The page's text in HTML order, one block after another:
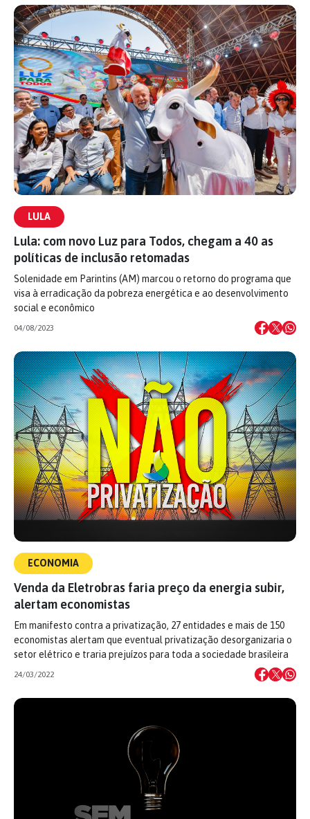
LULA
Lula: com novo Luz para Todos, chegam a 40 as
políticas de inclusão retomadas
Solenidade em Parintins (AM) marcou o retorno do programa que
visa à erradicação da pobreza energética e ao desenvolvimento
social e econômico
04/08/2023
ECONOMIA
Venda da Eletrobras faria preço da energia subir,
alertam economistas
Em manifesto contra a privatização, 27 entidades e mais de 150
economistas alertam que eventual privatização desorganizaria o
setor elétrico e traria prejuízos para toda a sociedade brasileira
24/03/2022